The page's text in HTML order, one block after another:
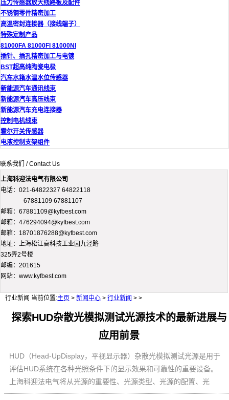
压力传感器放大线路板及配件
不锈钢零件精密加工
高温密封连接器（接线端子）
特殊定制产品
81000FA 81000FI 81000NI
插针、插孔精密加工与电镀
BST超高纯陶瓷电极
汽车水箱水温水位传感器
新能源汽车通讯线束
新能源汽车高压线束
新能源汽车充电连接器
控制电机线束
霍尔开关传感器
电液控制支架组件
联系我们 / Contact Us
上海科迎法电气有限公司
电话：021-64822327 64822118
67881109 67881107
邮箱：67881109@kyfbest.com
邮箱：476294094@kyfbest.com
邮箱：18701876288@kyfbest.com
地址：上海松江高科技工业园九泾路
325弄2号楼
邮编：201615
网站：www.kyfbest.com
行业新闻 当前位置:主页 > 新闻中心 > 行业新闻 > >
探索HUD杂散光模拟测试光源技术的最新进展与
应用前景
HUD（Head-UpDisplay，平视显示器）杂散光模拟测试光源是用于
评估HUD系统在各种光照条件下的显示效果和可靠性的重要设备。
上海科迎法电气将从光源的重要性、光源类型、光源的配置、光